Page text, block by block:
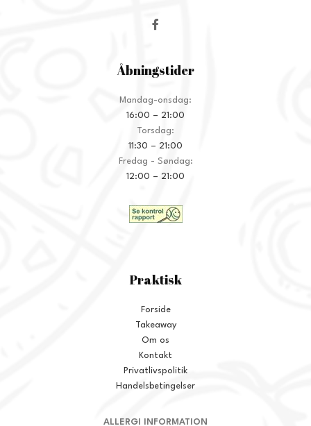
Åbningstider
Mandag-onsdag:
16:00 – 21:00
Torsdag:
11:30 – 21:00
Fredag - Søndag:
12:00 – 21:00
Praktisk
Forside
Takeaway
Om os
Kontakt
Privatlivspolitik
Handelsbetingelser
ALLERGI INFORMATION